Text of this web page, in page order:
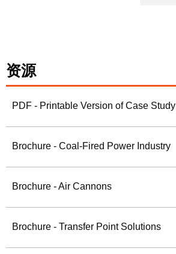
资源
PDF - Printable Version of Case Study
Brochure - Coal-Fired Power Industry
Brochure - Air Cannons
Brochure - Transfer Point Solutions